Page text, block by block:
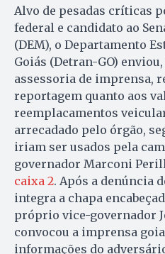
Alvo de pesadas críticas
federal e candidato ao
(DEM), o Departamento
Goiás (Detran-GO)
assessoria de imprensa,
reportagem quanto aos
reemplacamentos
arrecadado pelo órgão,
iriam ser usados pela
governador Marconi
caixa 2. Após a denúncia
integra a chapa
próprio vice-governador
convocou a imprensa
informações do